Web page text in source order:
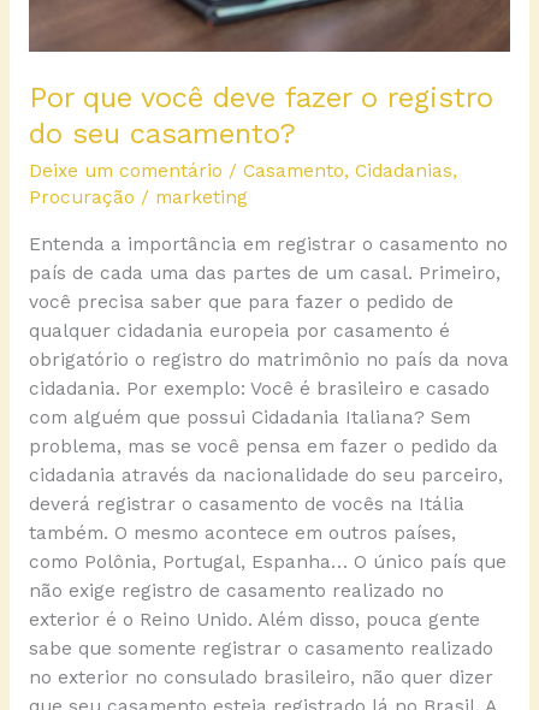
Por que você deve fazer o registro
do seu casamento?
Deixe um comentário / Casamento, Cidadanias,
Procuração / marketing
Entenda a importância em registrar o casamento no
país de cada uma das partes de um casal. Primeiro,
você precisa saber que para fazer o pedido de
qualquer cidadania europeia por casamento é
obrigatório o registro do matrimônio no país da nova
cidadania. Por exemplo: Você é brasileiro e casado
com alguém que possui Cidadania Italiana? Sem
problema, mas se você pensa em fazer o pedido da
cidadania através da nacionalidade do seu parceiro,
deverá registrar o casamento de vocês na Itália
também. O mesmo acontece em outros países,
como Polônia, Portugal, Espanha… O único país que
não exige registro de casamento realizado no
exterior é o Reino Unido. Além disso, pouca gente
sabe que somente registrar o casamento realizado
no exterior no consulado brasileiro, não quer dizer